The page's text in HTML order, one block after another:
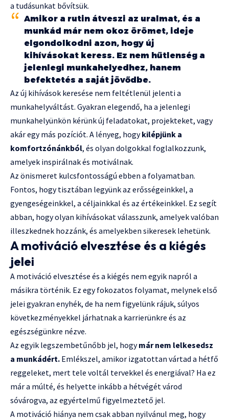
a tudásunkat bővítsük.
Amikor a rutin átveszi az uralmat, és a
munkád már nem okoz örömet, ideje
elgondolkodni azon, hogy új
kihívásokat keress. Ez nem hűtlenség a
jelenlegi munkahelyedhez, hanem
befektetés a saját jövődbe.
Az új kihívások keresése nem feltétlenül jelenti a
munkahelyváltást. Gyakran elegendő, ha a jelenlegi
munkahelyünkön kérünk új feladatokat, projekteket, vagy
akár egy más pozíciót. A lényeg, hogykilépjünk a
komfortzónánkból, és olyan dolgokkal foglalkozzunk,
amelyek inspirálnak és motiválnak.
Az önismeret kulcsfontosságú ebben a folyamatban.
Fontos, hogy tisztában legyünk az erősségeinkkel, a
gyengeségeinkkel, a céljainkkal és az értékeinkkel. Ez segít
abban, hogy olyan kihívásokat válasszunk, amelyek valóban
illeszkednek hozzánk, és amelyekben sikeresek lehetünk.
A motiváció elvesztése és a kiégés
jelei
A motiváció elvesztése és a kiégés nem egyik napról a
másikra történik. Ez egy fokozatos folyamat, melynek első
jelei gyakran enyhék, de ha nem figyelünk rájuk, súlyos
következményekkel járhatnak a karrierünkre és az
egészségünkre nézve.
Az egyik legszembetűnőbb jel, hogymár nem lelkesedsz
a munkádért. Emlékszel, amikor izgatottan vártad a hétfő
reggeleket, mert tele voltál tervekkel és energiával? Ha ez
már a múlté, és helyette inkább a hétvégét várod
sóvárogva, az egyértelmű figyelmeztető jel.
A motiváció hiánya nem csak abban nyilvánul meg, hogy